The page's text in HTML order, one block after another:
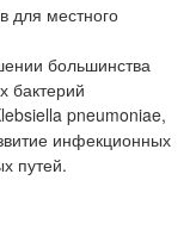
для местного
большинства
бактерий
pneumoniae,
инфекционных
путей.